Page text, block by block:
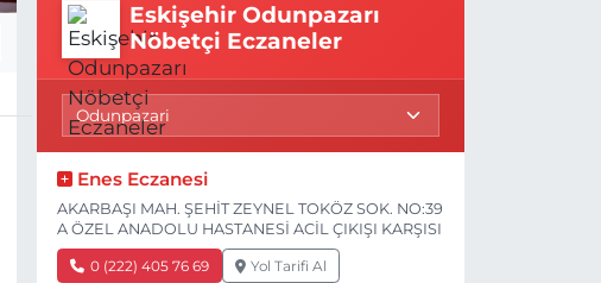
Eskişehir Odunpazarı
Nöbetçi Eczaneler
Enes Eczanesi
AKARBAŞI MAH. ŞEHİT ZEYNEL TOKÖZ SOK. NO:39
A ÖZEL ANADOLU HASTANESİ ACİL ÇIKIŞI KARŞISI
0 (222) 405 76 69 Yol Tarifi Al